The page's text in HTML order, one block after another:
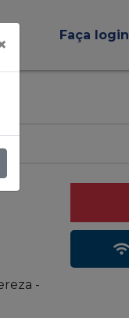
Faça login
-